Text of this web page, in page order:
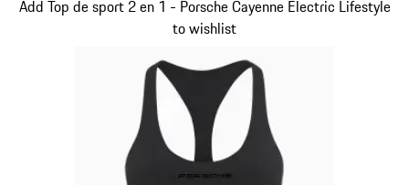
Add Top de sport 2 en 1 - Porsche Cayenne Electric Lifestyle
to wishlist